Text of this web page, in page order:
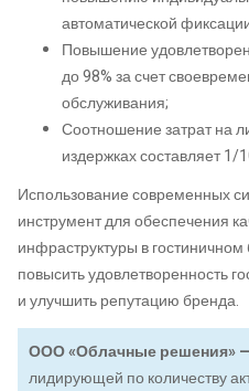
автоматической
Повышение
до 98% за счет
обслуживания;
Соотношение затрат на
издержках составляет 1/
Использование современных
инструмент для обеспечения
инфраструктуры в
повысить удовлетворенность
и улучшить репутацию бренда.
ООО «Облачные решения» —
лидирующей по количеству